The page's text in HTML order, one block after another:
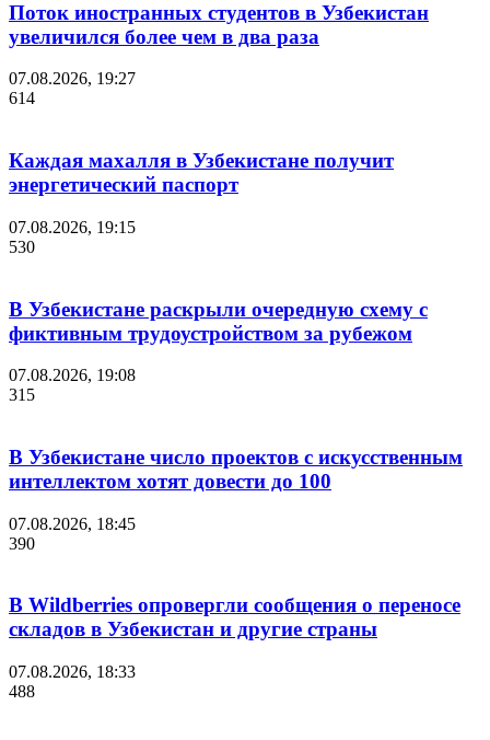
Поток иностранных студентов в Узбекистан
увеличился более чем в два раза
07.08.2026, 19:27
614
Каждая махалля в Узбекистане получит
энергетический паспорт
07.08.2026, 19:15
530
В Узбекистане раскрыли очередную схему с
фиктивным трудоустройством за рубежом
07.08.2026, 19:08
315
В Узбекистане число проектов с искусственным
интеллектом хотят довести до 100
07.08.2026, 18:45
390
В Wildberries опровергли сообщения о переносе
складов в Узбекистан и другие страны
07.08.2026, 18:33
488